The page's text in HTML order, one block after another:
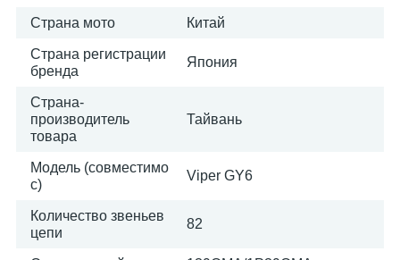
Страна мото Китай
Страна регистрации
бренда
Япония
Страна-
производитель
товара
Тайвань
Модель (совместимо
с)
Viper GY6
Количество звеньев
цепи
82